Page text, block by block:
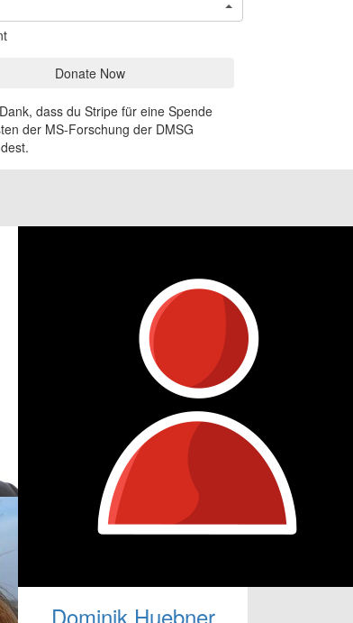
Donate Now
dass du Stripe für eine Spende
der MS-Forschung der DMSG
Dominik Huebner